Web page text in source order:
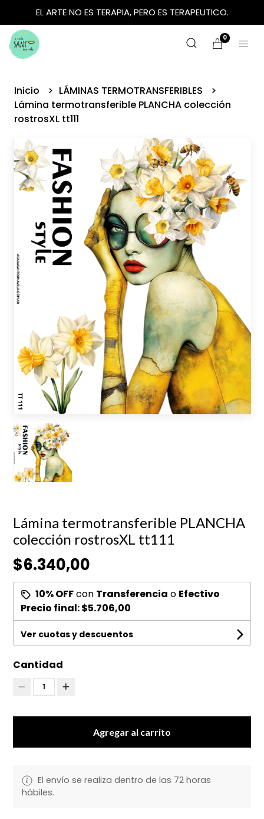
EL ARTE NO ES TERAPIA, PERO ES TERAPEUTICO.
0
Inicio
LÁMINAS TERMOTRANSFERIBLES
Lámina termotransferible PLANCHA colección
rostrosXL tt111
Lámina termotransferible PLANCHA
colección rostrosXL tt111
$6.340,00
10% OFFcon Transferencia o Efectivo
Precio final:$5.706,00
Ver cuotas y descuentos
Cantidad
1
Agregar al carrito
El envío se realiza dentro de las 72 horas
hábiles.